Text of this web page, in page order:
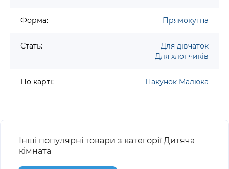
Форма: Прямокутна
Стать:
Для дівчаток
Для хлопчиків
По карті: Пакунок Малюка
Інші популярні товари з категорії Дитяча
кімната